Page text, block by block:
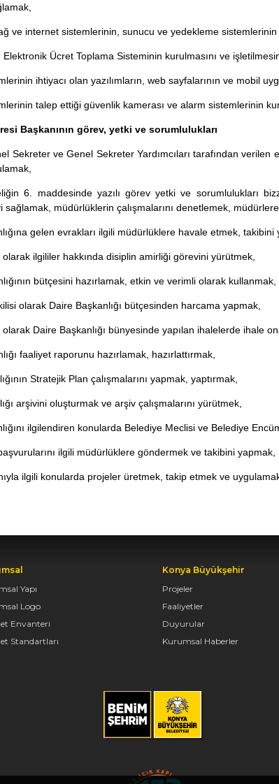
ve internet sistemlerinin, sunucu ve yedekleme sistemlerinin
Elektronik Ücret Toplama Sisteminin kurulmasını ve
ihtiyacı olan yazılımların, web sayfalarının ve mobil
talep ettiği güvenlik kamerası ve alarm sistemlerinin
Başkanının görev, yetki ve sorumlulukları
Sekreter ve Genel Sekreter Yardımcıları tarafından
6. maddesinde yazılı görev yetki ve sorumlulukları
sağlamak, müdürlüklerin çalışmalarını denetlemek,
gelen evrakları ilgili müdürlüklere havale etmek, takibini
ilgililer hakkında disiplin amirliği görevini yürütmek,
bütçesini hazırlamak, etkin ve verimli olarak kullanmak,
olarak Daire Başkanlığı bütçesinden harcama yapmak,
Daire Başkanlığı bünyesinde yapılan ihalelerde ihale
faaliyet raporunu hazırlamak, hazırlattırmak,
Stratejik Plan çalışmalarını yapmak, yaptırmak,
arşivini oluşturmak ve arşiv çalışmalarını yürütmek,
ilgilendiren konularda Belediye Meclisi ve Belediye
ilgili müdürlüklere göndermek ve takibini yapmak,
ilgili konularda projeler üretmek, takip etmek ve
Yapı
Logo
Envanteri
Standartları
Konya Büyükşehir
Projeler
Faaliyetler
Duyurular
Kurumsal Haberler